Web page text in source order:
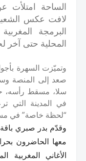
الساحة امتلأت
لافت عكس
البرمجة
المحلية حتى آخر
وتميّزت السهرة
صعد إلى المنصة
سلا، مسقط رأسه،
في المدينة التي
“لحظة خاصة” في
وقدّم بدر صبري
معها الحاضرون
الأغاني المغربية